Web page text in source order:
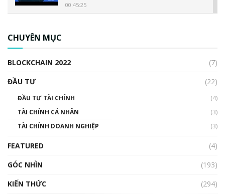
00:45:25
00:02:14
Nhìn lại năm 2022: Những sự kiện ảnh hưởng
đến hệ sinh thái tiền mã hoá | Phổ cập
CHUYÊN MỤC
BLOCKCHAIN 2022
(7)
ĐẦU TƯ
(22)
ĐẦU TƯ TÀI CHÍNH
(4)
TÀI CHÍNH CÁ NHÂN
(3)
TÀI CHÍNH DOANH NGHIỆP
(3)
FEATURED
(4)
GÓC NHÌN
(193)
KIẾN THỨC
(294)